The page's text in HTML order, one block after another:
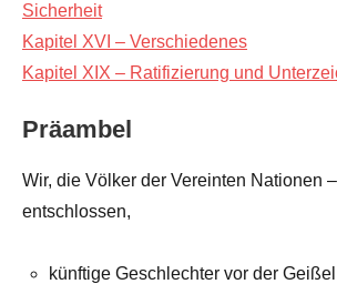
Sicherheit
Kapitel XVI – Verschiedenes
Kapitel XIX – Ratifizierung und
Präambel
Wir, die Völker der Vereinten Nationen
entschlossen,
künftige Geschlechter vor der